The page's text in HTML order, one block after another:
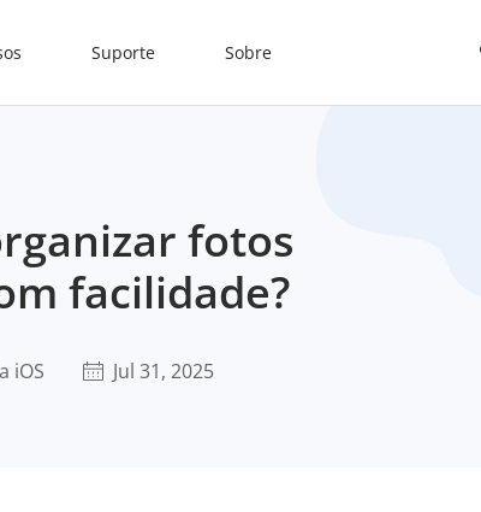
Suporte Sobre
fotos
facilidade?
iOS Jul 31, 2025